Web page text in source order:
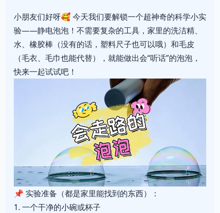
小朋友们好呀🥰 今天我们要解锁一个超神奇的科学小实
验——静电泡泡！不需要复杂的工具，家里的洗洁精、
水、橡胶棒（没有的话，塑料尺子也可以哦）和毛皮
（毛衣、毛巾也能代替），就能做出会“听话”的泡泡，
快来一起试试吧！
📌 实验准备（都是家里能找到的东西）：
1. 一个干净的小碗或杯子